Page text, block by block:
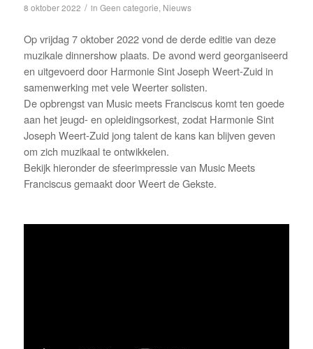
8 oktober 2022 / in Geen categorie, Nieuws
Op vrijdag 7 oktober 2022 vond de derde editie van deze
muzikale dinnershow plaats. De avond werd georganiseerd
en uitgevoerd door Harmonie Sint Joseph Weert-Zuid in
samenwerking met vele Weerter solisten.
De opbrengst van Music meets Franciscus komt ten goede
aan het jeugd- en opleidingsorkest, zodat Harmonie Sint
Joseph Weert-Zuid jong talent de kans kan blijven geven
om zich muzikaal te ontwikkelen.
Bekijk hieronder de sfeerimpressie van Music Meets
Franciscus gemaakt door Weert de Gekste.